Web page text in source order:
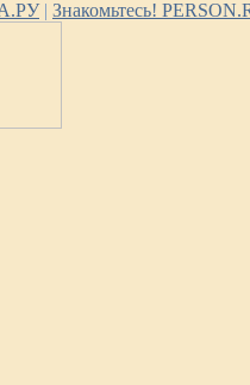
| Знакомьтесь!